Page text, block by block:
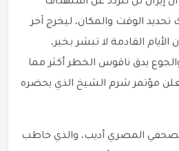
أن إيران لن تتردد عن استهداف
الوقت والمكان، ليخرج آخر
القادمة لا تبشر بخير،
يدق ناقوس الخطر أكثر مما
مؤتمر شرم الشيخ الذي يحضره
المصري أديب، والذي خاطب